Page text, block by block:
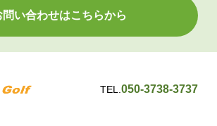
問い合わせはこちらから
TEL.050-3738-3737